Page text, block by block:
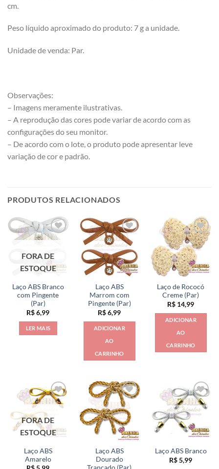
cm.
Peso líquido aproximado do produto: 7 g a unidade.
Unidade de venda: Par.
Observações:
– Imagens meramente ilustrativas.
– A reprodução das cores pode variar de acordo com as
configurações do seu monitor.
– De acordo com o lote, o produto pode apresentar leve
variação de cor e padrão.
PRODUTOS RELACIONADOS
FORA DE
ESTOQUE
Laço ABS Branco
com Pingente
(Par)
R$6,99
LER MAIS
Laço ABS
Marrom com
Pingente (Par)
R$6,99
ADICIONAR
AO
CARRINHO
Laço de Rococó
Creme (Par)
R$ 14,99
ADICIONAR
AO
CARRINHO
FORA DE
ESTOQUE
Laço ABS
Amarelo
Laço ABS
Dourado
Trançado (Par)
Laço ABS Branco
R$5,99